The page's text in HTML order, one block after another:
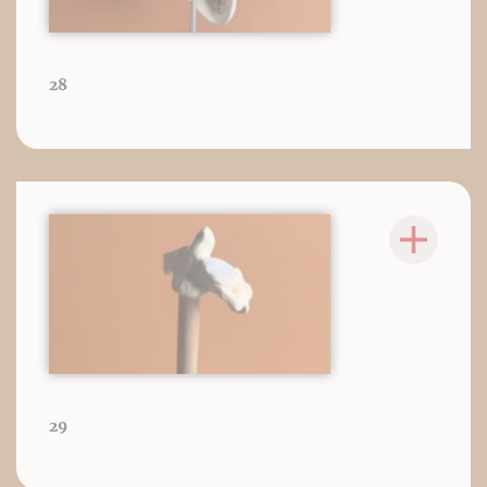
28
29